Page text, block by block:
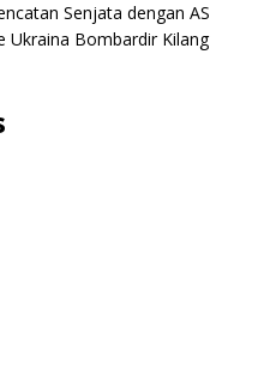
Senjata dengan AS
Ukraina Bombardir Kilang